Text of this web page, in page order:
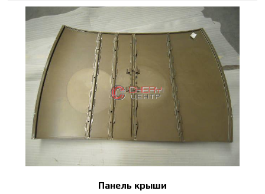
Панель крыши